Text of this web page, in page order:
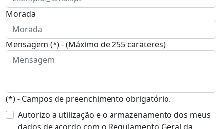
Morada
Mensagem (*) - (Máximo de 255 carateres)
(*) - Campos de preenchimento obrigatório.
Autorizo a utilização e o armazenamento dos meus
dados de acordo com o Regulamento Geral da